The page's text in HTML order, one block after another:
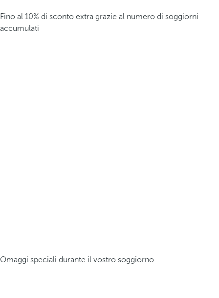
Fino al 10% di sconto extra grazie al numero di soggiorni
accumulati
Omaggi speciali durante il vostro soggiorno